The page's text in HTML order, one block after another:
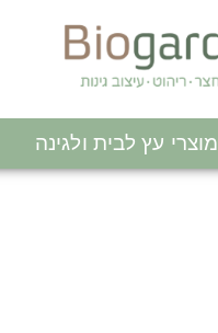
מוצרי עץ לבית ולגינה